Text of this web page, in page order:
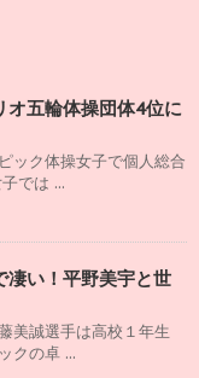
五輪体操団体4位に
ック体操女子で個人総合
では ...
凄い！平野美宇と世
美誠選手は高校１年生
クの卓 ...